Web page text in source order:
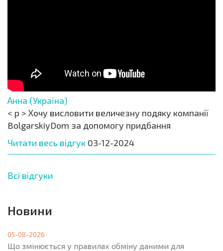
Анна (Україна)
< p > Хочу висловити величезну подяку компанії
BolgarskiyDom за допомогу придбання
Читати весь відгук 03-12-2024
Всі відгуки
Новини
05-08-2026
Що змінюється у правилах обміну даними для